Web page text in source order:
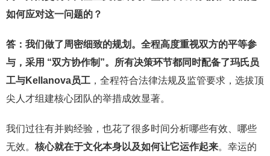
如何应对这一问题的？
答：我们做了周密细致的规划。全程高度重视双方的平等参
与，采用 “双方协作制”。所有决策环节都同时配备了玛氏员
工与Kellanova员工 ，全程符合法律法规及监管要求，选拔顶
尖人才组建核心团队的举措成效显著。
我们过往有并购经验，也花了很多时间分析哪些有效、哪些
无效。 核心就在于文化本身以及如何让它运作起来。幸运的